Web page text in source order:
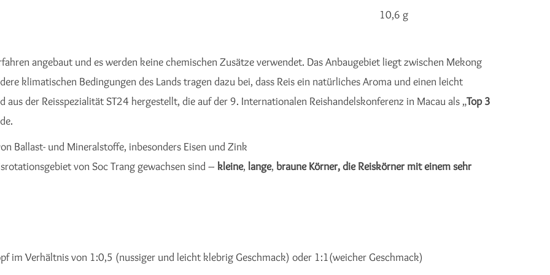
10,6 g
angebaut und es werden keine chemischen Zusätze verwendet. Das Anbaugebiet liegt zwischen Mekong
klimatischen Bedingungen des Lands tragen dazu bei, dass Reis ein natürliches Aroma und einen leicht
der Reisspezialität ST24 hergestellt, die auf der 9. Internationalen Reishandelskonferenz in Macau als „Top 3
Ballast- und Mineralstoffe, inbesonders Eisen und Zink
von Soc Trang gewachsen sind – kleine, lange, braune Körner, die Reiskörner mit einem sehr
im Verhältnis von 1:0,5 (nussiger und leicht klebrig Geschmack) oder 1:1(weicher Geschmack)